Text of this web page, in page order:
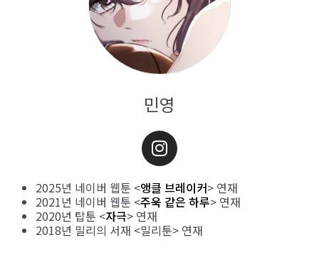
민영
2025년 네이버 웹툰 <앵클 브레이커> 연재
2021년 네이버 웹툰 <주욱 같은 하루> 연재
2020년 탑툰 <자극> 연재
2018년 밀리의 서재 <밀리툰> 연재